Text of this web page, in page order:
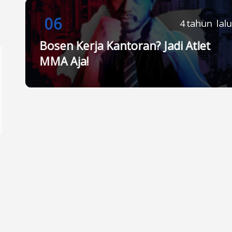
06 4 tahun lalu
Bosen Kerja Kantoran? Jadi Atlet
MMA Aja!